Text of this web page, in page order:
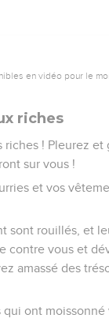
en vidéo pour le
riches
! Pleurez et
sur vous !
et vos
sont rouillés, et
contre vous et
amassé des
qui ont moissonné